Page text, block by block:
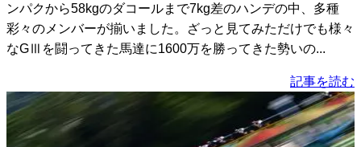
ンパクから58kgのダコールまで7kg差のハンデの中、多種
彩々のメンバーが揃いました。ざっと見てみただけでも様々
なGⅢを闘ってきた馬達に1600万を勝ってきた勢いの...
記事を読む